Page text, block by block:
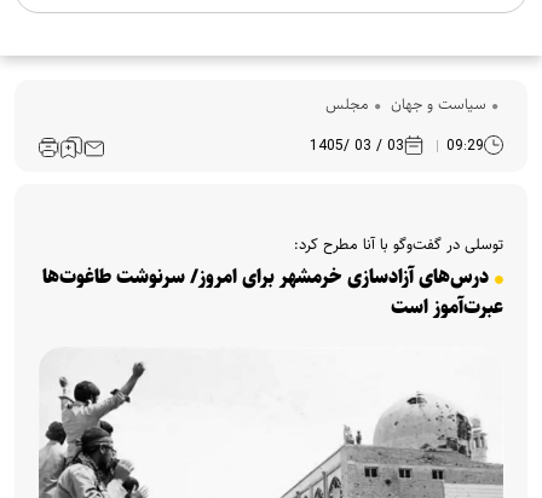
سیاست و جهان مجلس
09:29
03 / 03 /1405
توسلی در گفت‌و‌گو با آنا مطرح کرد:
درس‌های آزادسازی خرمشهر برای امروز/ سرنوشت طاغوت‌ها
عبرت‌آموز است